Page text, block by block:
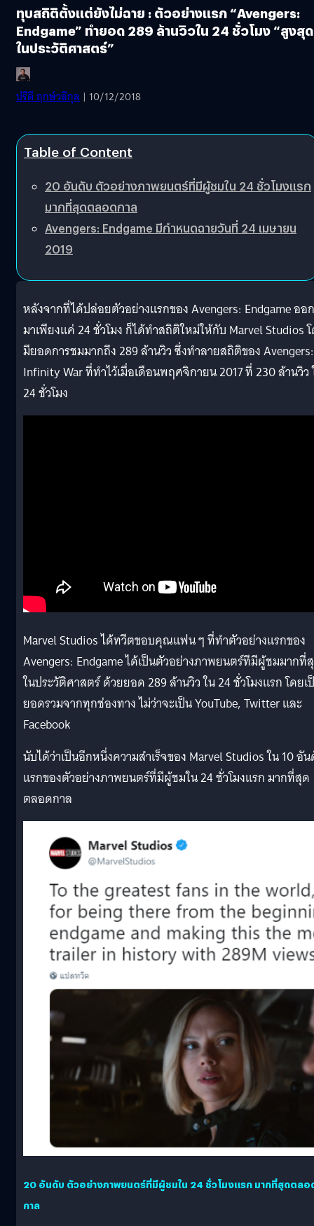
ทุบสถิติตั้งแต่ยังไม่ฉาย : ตัวอย่างแรก “Avengers:
Endgame” ทำยอด 289 ล้านวิวใน 24 ชั่วโมง “สูงสุด
ในประวัติศาสตร์”
ปรีดี ฤกษ์วลีกุล | 10/12/2018
Table of Content
20 อันดับ ตัวอย่างภาพยนตร์ที่มีผู้ชมใน 24 ชั่วโมงแรก
มากที่สุดตลอดกาล
Avengers: Endgame มีกำหนดฉายวันที่ 24 เมษายน
2019
หลังจากที่ได้ปล่อยตัวอย่างแรกของ Avengers: Endgame ออก
มาเพียงแค่ 24 ชั่วโมง ก็ได้ทำสถิติใหม่ให้กับ Marvel Studios
มียอดการชมมากถึง 289 ล้านวิว ซึ่งทำลายสถิติของ Avengers:
Infinity War ที่ทำไว้เมื่อเดือนพฤศจิกายน 2017 ที่ 230 ล้านวิว
24 ชั่วโมง
Marvel Studios ได้ทวีตขอบคุณแฟน ๆ ที่ทำตัวอย่างแรกของ
Avengers: Endgame ได้เป็นตัวอย่างภาพยนตร์ทีมีผู้ชมมากที่
ในประวัติศาสตร์ ด้วยยอด 289 ล้านวิว ใน 24 ชั่วโมงแรก โดยเ
ยอดรวมจากทุกช่องทาง ไม่ว่าจะเป็น YouTube, Twitter และ
Facebook
นับได้ว่าเป็นอีกหนึ่งความสำเร็จของ Marvel Studios ใน 10 อั
แรกของตัวอย่างภาพยนตร์ที่มีผู้ชมใน 24 ชั่วโมงแรก มากที่สุด
ตลอดกาล
20 อันดับ ตัวอย่างภาพยนตร์ที่มีผู้ชมใน 24 ชั่วโมงแรก มากที่สุดตลอ
กาล